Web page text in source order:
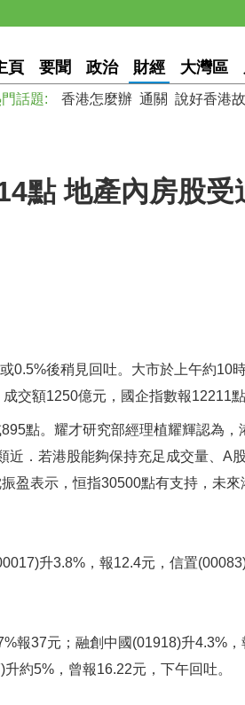
頁 要聞 政治 財經 大灣區
話題: 香港怎麼辦 通關 說好香港
點 地產內房股受
0.5%後稍見回吐。大市於上午約10
交額1250億元，國企指數報12211點
點。耀才研究部經理植耀輝認為
近．若港股能夠保持充足成交量、A
盈表示，恒指30500點有支持，未
升3.8%，報12.4元，信置
報37元；融創中國(01918)升4.3%
約5%，曾報16.22元，下午回吐。